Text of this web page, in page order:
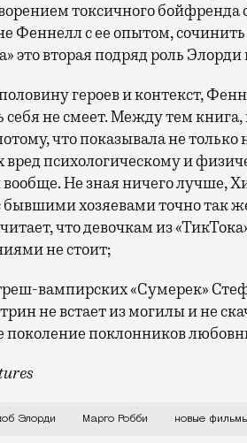
токсичного бойфренда
Феннелл с ее опытом,
это вторая подряд роль
героев и контекст,
себя не смеет. Между тем
что показывала не только
вред психологическому и
Не зная ничего лучше,
бывшими хозяевами точно так
что девочкам из
не стоит;
вампирских «Сумерек»
не встает из могилы и не
поколение поклонников
вышел «Грозовой перевал»
Элорди Марго Робби новые фильмы